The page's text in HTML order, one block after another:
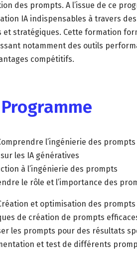
des prompts. A l’issue de ce
IA indispensables à travers
et stratégiques. Cette formation
notamment des outils
compétitifs.
Programme
l’ingénierie des prompts
les IA génératives
à l’ingénierie des prompts
le rôle et l’importance des
et optimisation des prompts
de création de prompts
les prompts pour des résultats
et test de différents